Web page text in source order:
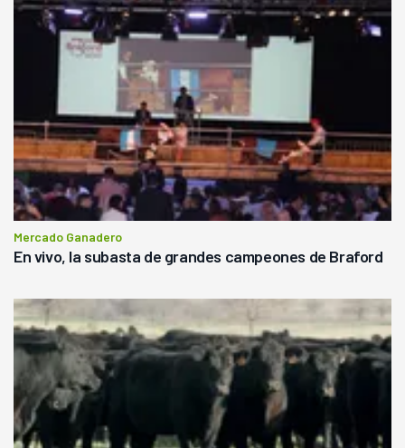
Mercado Ganadero
En vivo, la subasta de grandes campeones de Braford